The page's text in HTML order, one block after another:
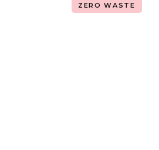
ZERO WASTE